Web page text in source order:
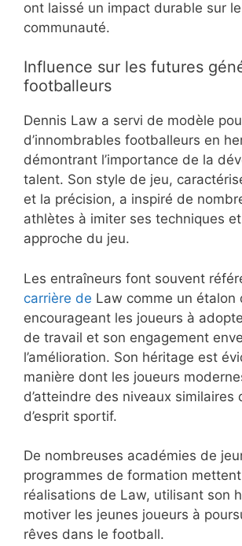
ont laissé un impact durable sur
communauté.
Influence sur les futures
footballeurs
Dennis Law a servi de modèle
d’innombrables footballeurs en
démontrant l’importance de la
talent. Son style de jeu,
et la précision, a inspiré de
athlètes à imiter ses techniques
approche du jeu.
Les entraîneurs font souvent
carrière de Law comme un étalon
encourageant les joueurs à
de travail et son engagement
l’amélioration. Son héritage est
manière dont les joueurs
d’atteindre des niveaux similaires
d’esprit sportif.
De nombreuses académies de
programmes de formation
réalisations de Law, utilisant son
motiver les jeunes joueurs à
rêves dans le football.